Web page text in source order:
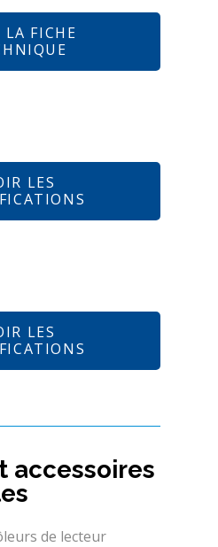
LA FICHE
LES
LES
accessoires
de lecteur